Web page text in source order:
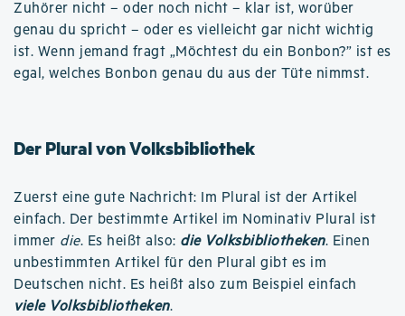
Zuhörer nicht – oder noch nicht – klar ist, worüber
genau du spricht – oder es vielleicht gar nicht wichtig
ist. Wenn jemand fragt „Möchtest du ein Bonbon?” ist es
egal, welches Bonbon genau du aus der Tüte nimmst.
Der Plural von Volksbibliothek
Zuerst eine gute Nachricht: Im Plural ist der Artikel
einfach. Der bestimmte Artikel im Nominativ Plural ist
immer die. Es heißt also: die Volksbibliotheken. Einen
unbestimmten Artikel für den Plural gibt es im
Deutschen nicht. Es heißt also zum Beispiel einfach
viele Volksbibliotheken.